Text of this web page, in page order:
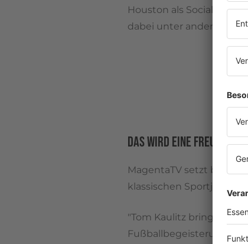
Houston als Social-
dabei unter anderem
DAS WIRD EINE FREUDE!
MagentaTV setzt bei
klassischen
"Tom Kaulitz bringt
Fußballbegeisterung,